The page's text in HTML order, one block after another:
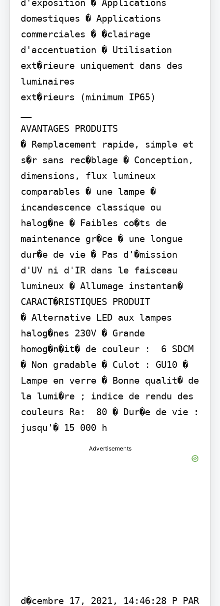
d'exposition � Applications
domestiques � Applications
commerciales � �clairage
d'accentuation � Utilisation
ext�rieure uniquement dans des
luminaires
ext�rieurs (minimum IP65)
AVANTAGES PRODUITS
� Remplacement rapide, simple et
s�r sans rec�blage � Conception,
dimensions, flux lumineux
comparables � une lampe �
incandescence classique ou
halog�ne � Faibles co�ts de
maintenance gr�ce � une longue
dur�e de vie � Pas d'�mission
d'UV ni d'IR dans le faisceau
lumineux � Allumage instantan�
CARACT�RISTIQUES PRODUIT
� Alternative LED aux lampes
halog�nes 230V � Grande
homog�n�it� de couleur :  6 SDCM
� Non gradable � Culot : GU10 �
Lampe en verre � Bonne qualit� de
la lumi�re ; indice de rendu des
couleurs Ra:  80 � Dur�e de vie :
jusqu'� 15 000 h
Advertisements
d�cembre 17, 2021, 14:46:28 P PAR